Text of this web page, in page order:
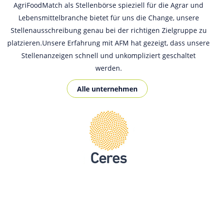
AgriFoodMatch als Stellenbörse spieziell für die Agrar und
Lebensmittelbranche bietet für uns die Change, unsere
Stellenausschreibung genau bei der richtigen Zielgruppe zu
platzieren.Unsere Erfahrung mit AFM hat gezeigt, dass unsere
Stellenanzeigen schnell und unkompliziert geschaltet
werden.
Alle unternehmen